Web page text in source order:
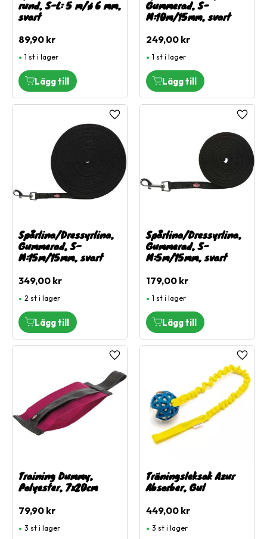
rund, S-L: 5 m/ø 6 mm,
svart
89,90 kr
1 st i lager
Gummerad, S-
M:10m/15mm, svart
249,00 kr
1 st i lager
Spårlina/Dressyrlina,
Gummerad, S-
M:15m/15mm, svart
349,00 kr
Lägg till i favoriter
2 st i lager
Spårlina/Dressyrlina,
Gummerad, S-
M:5m/15mm, svart
179,00 kr
Lägg
1 st i lager
Training Dummy,
Polyester, 7x20cm
79,90 kr
Lägg till i favoriter
3 st i lager
Träningsleksak Azur
Absorber, Gul
449,00 kr
Lägg
3 st i lager